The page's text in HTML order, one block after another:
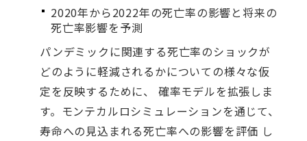
2020年から2022年の死亡率の影響と将来の
死亡率影響を予測
パンデミックに関連する死亡率のショックが
どのように軽減されるかについての様々な仮
定を反映するために、 確率モデルを拡張しま
す。モンテカルロシミュレーションを通じて、
寿命への見込まれる死亡率への影響を評価 し